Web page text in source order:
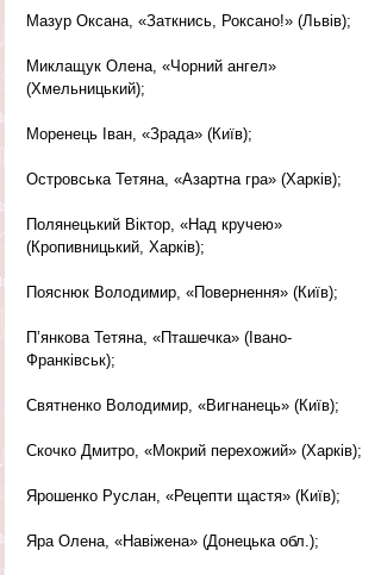
Мазур Оксана, «Заткнись, Роксано!» (Львів);
Миклащук Олена, «Чорний ангел»
(Хмельницький);
Моренець Іван, «Зрада» (Київ);
Островська Тетяна, «Азартна гра» (Харків);
Полянецький Віктор, «Над кручею»
(Кропивницький, Харків);
Пояснюк Володимир, «Повернення» (Київ);
П’янкова Тетяна, «Пташечка» (Івано-
Франківськ);
Святненко Володимир, «Вигнанець» (Київ);
Скочко Дмитро, «Мокрий перехожий» (Харків);
Ярошенко Руслан, «Рецепти щастя» (Київ);
Яра Олена, «Навіжена» (Донецька обл.);